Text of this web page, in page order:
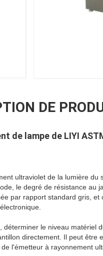
DE
de lampe de LIYI
ultraviolet de la lumière
le degré de résistance au
par rapport standard gris,
le niveau matériel
directement. Il peut être
l'émetteur à rayonnement